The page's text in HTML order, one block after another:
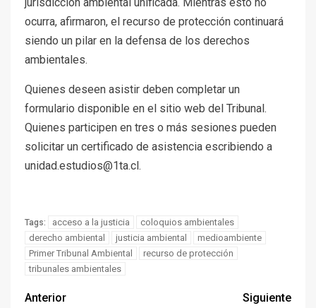
ocurra, afirmaron, el recurso de protección continuará
siendo un pilar en la defensa de los derechos
ambientales.
Quienes deseen asistir deben completar un
formulario disponible en el sitio web del Tribunal.
Quienes participen en tres o más sesiones pueden
solicitar un certificado de asistencia escribiendo a
unidad.estudios@1ta.cl.
Tags: acceso a la justicia
coloquios ambientales
derecho ambiental
justicia ambiental
medioambiente
Primer Tribunal Ambiental
recurso de protección
tribunales ambientales
Anterior
Siguiente